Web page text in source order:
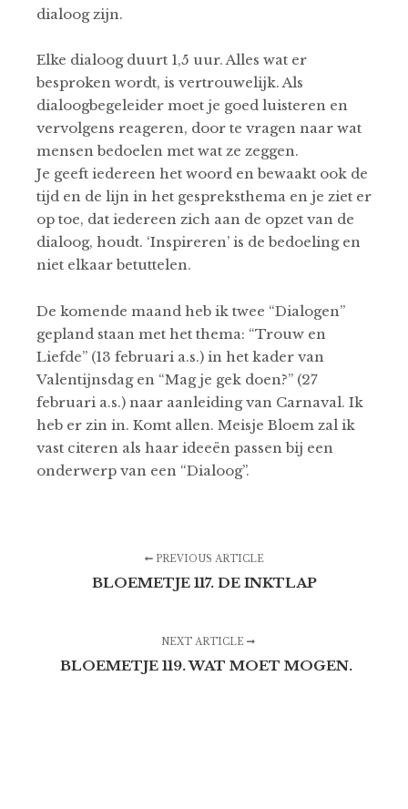
dialoog zijn.
Elke dialoog duurt 1,5 uur. Alles wat er
besproken wordt, is vertrouwelijk. Als
dialoogbegeleider moet je goed luisteren en
vervolgens reageren, door te vragen naar wat
mensen bedoelen met wat ze zeggen.
Je geeft iedereen het woord en bewaakt ook de
tijd en de lijn in het gespreksthema en je ziet er
op toe, dat iedereen zich aan de opzet van de
dialoog, houdt. ‘Inspireren’ is de bedoeling en
niet elkaar betuttelen.
De komende maand heb ik twee “Dialogen”
gepland staan met het thema: “Trouw en
Liefde” (13 februari a.s.) in het kader van
Valentijnsdag en “Mag je gek doen?” (27
februari a.s.) naar aanleiding van Carnaval. Ik
heb er zin in. Komt allen. Meisje Bloem zal ik
vast citeren als haar ideeën passen bij een
onderwerp van een “Dialoog”.
PREVIOUS ARTICLE
BLOEMETJE 117. DE INKTLAP
NEXT ARTICLE
BLOEMETJE 119. WAT MOET MOGEN.